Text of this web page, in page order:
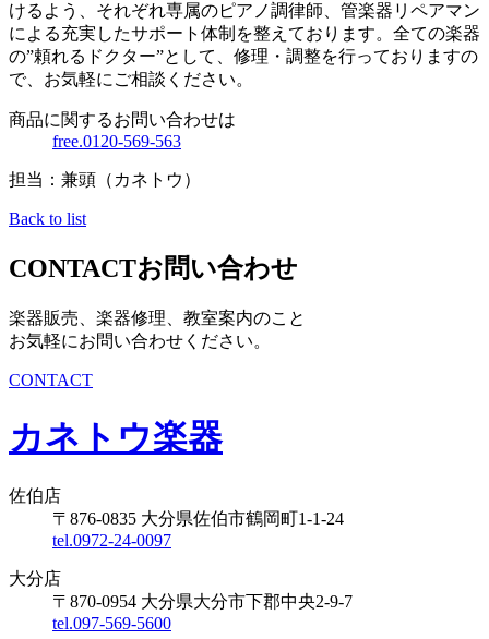
けるよう、それぞれ専属のピアノ調律師、管楽器リペアマン
による充実したサポート体制を整えております。全ての楽器
の”頼れるドクター”として、修理・調整を行っておりますの
で、お気軽にご相談ください。
商品に関するお問い合わせは
free.0120-569-563
担当：兼頭（カネトウ）
Back to list
CONTACTお問い合わせ
楽器販売、楽器修理、教室案内のこと
お気軽にお問い合わせください。
CONTACT
カネトウ楽器
佐伯店
〒876-0835 大分県佐伯市鶴岡町1-1-24
tel.0972-24-0097
大分店
〒870-0954 大分県大分市下郡中央2-9-7
tel.097-569-5600